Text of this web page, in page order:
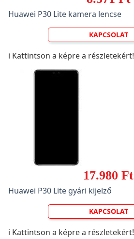
Huawei P30 Lite kamera lencse
KAPCSOLAT
ℹ️ Kattintson a képre a részletekért!
17.980 Ft
Huawei P30 Lite gyári kijelző
KAPCSOLAT
ℹ️ Kattintson a képre a részletekért!